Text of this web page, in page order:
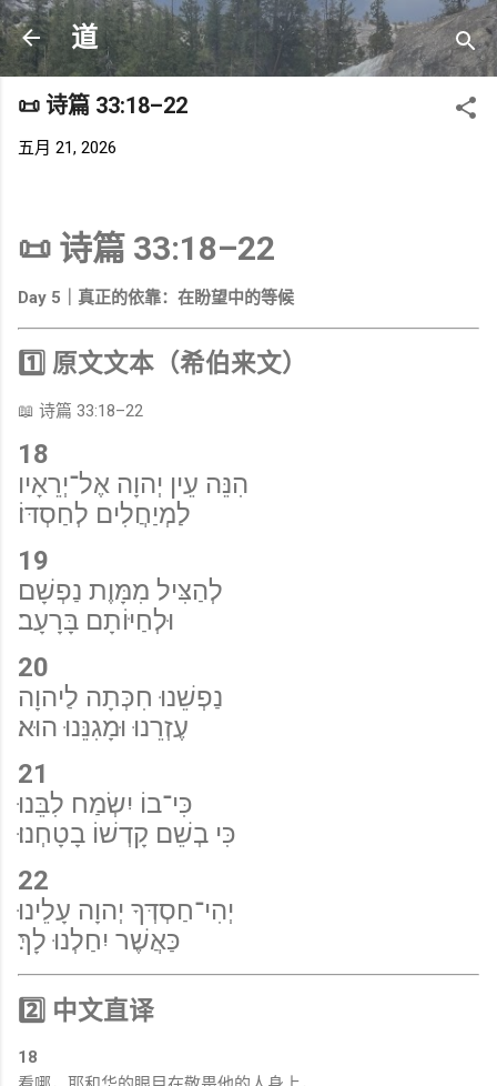
跳至主要内容
道
📜 诗篇 33:18–22
五月 21, 2026
📜 诗篇 33:18–22
Day 5｜真正的依靠：在盼望中的等候
1️⃣ 原文文本（希伯来文）
📖 诗篇 33:18–22
18
הִנֵּה עֵין יְהוָה אֶל־יְרֵאָיו
לַמְיַחֲלִים לְחַסְדּוֹ׃
19
לְהַצִּיל מִמָּוֶת נַפְשָׁם
וּלְחַיּוֹתָם בָּרָעָב׃
20
נַפְשֵׁנוּ חִכְּתָה לַיהוָה
עֶזְרֵנוּ וּמָגִנֵּנוּ הוּא׃
21
כִּי־בוֹ יִשְׂמַח לִבֵּנוּ
כִּי בְשֵׁם קָדְשׁוֹ בָטָחְנוּ׃
22
יְהִי־חַסְדְּךָ יְהוָה עָלֵינוּ
כַּאֲשֶׁר יִחַלְנוּ לָךְ׃
2️⃣ 中文直译
18